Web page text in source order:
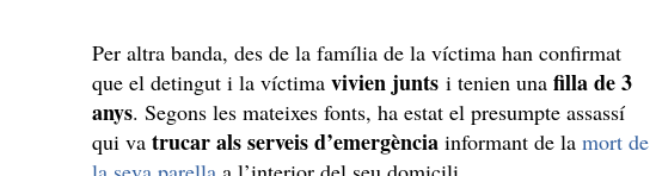
Per altra banda, des de la família de la víctima han confirmat
que el detingut i la víctimavivien junts i tenien unafilla de 3
anys. Segons les mateixes fonts, ha estat el presumpte assassí
qui vatrucar als serveis d’emergència informant de lamort de